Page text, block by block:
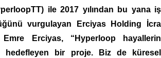
ile 2017 yılından bu yana iş
vurgulayan Erciyas Holding İcra
Emre Erciyas, “Hyperloop hayallerin
hedefleyen bir proje. Biz de küresel